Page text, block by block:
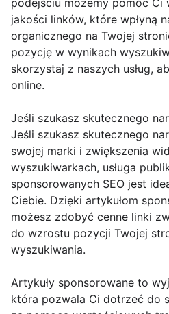
podejściu możemy pomóc Ci
jakości linków, które wpłyną
organicznego na Twojej
pozycję w wynikach
skorzystaj z naszych usług,
online.
Jeśli szukasz skutecznego
Jeśli szukasz skutecznego
swojej marki i zwiększenia
wyszukiwarkach, usługa
sponsorowanych SEO jest
Ciebie. Dzięki artykułom
możesz zdobyć cenne linki
do wzrostu pozycji Twojej
wyszukiwania.
Artykuły sponsorowane to
która pozwala Ci dotrzeć do